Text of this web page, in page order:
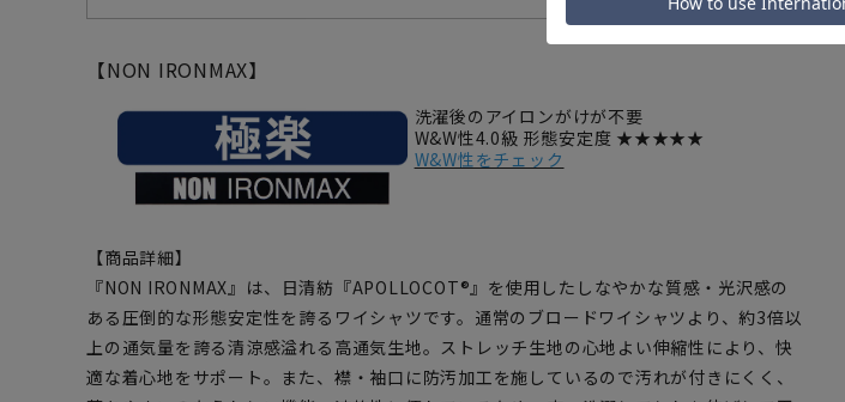
【NON IRONMAX】
洗濯後のアイロンがけが不要
W&W性4.0級 形態安定度 ★★★★★
W&W性をチェック
【商品詳細】
『NON IRONMAX』は、日清紡『APOLLOCOT®』を使用したしなやかな質感・光沢感の
ある圧倒的な形態安定性を誇るワイシャツです。通常のブロードワイシャツより、約3倍以
上の通気量を誇る清涼感溢れる高通気生地。ストレッチ生地の心地よい伸縮性により、快
適な着心地をサポート。また、襟・袖口に防汚加工を施しているので汚れが付きにくく、